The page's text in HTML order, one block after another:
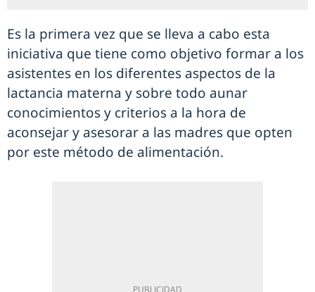
Es la primera vez que se lleva a cabo esta
iniciativa que tiene como objetivo formar a los
asistentes en los diferentes aspectos de la
lactancia materna y sobre todo aunar
conocimientos y criterios a la hora de
aconsejar y asesorar a las madres que opten
por este método de alimentación.